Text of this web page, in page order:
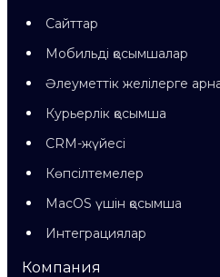
Сайттар
Мобильді қосымшалар
Әлеуметтік желілерге
Курьерлік қосымша
CRM-жүйесі
Көпсілтемелер
MacOS үшін қосымша
Интеграциялар
Компания